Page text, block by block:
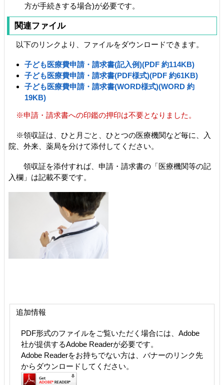
方が手続きする場合)が必要です。
関連ファイル
以下のリンクより、ファイルをダウンロードできます。
子ども医療費申請・請求書(記入例)(PDF 約114KB)
子ども医療費申請・請求書(PDF様式)(PDF 約61KB)
子ども医療費申請・請求書(WORD様式)(WORD 約
19KB)
※申請・請求書への印鑑の押印は不要となりました。
※領収証は、ひと月ごと、ひとつの医療機関など毎に、入
院、外来、薬局を分けて添付してください。
領収証を添付すれば、申請・請求書の「医療機関等の記
入欄」は記載不要です。
追加情報
PDF形式のファイルをご覧いただく場合には、Adobe
社が提供するAdobe Readerが必要です。
Adobe Readerをお持ちでない方は、バナーのリンク先
からダウンロードしてください。